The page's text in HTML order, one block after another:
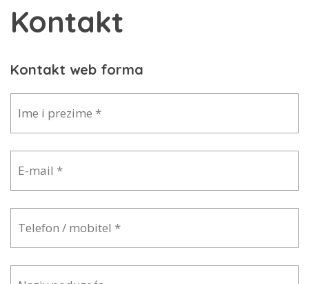
Kontakt
Kontakt web forma